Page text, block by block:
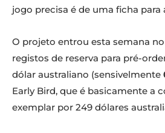
jogo precisa é de uma ficha para
O projeto entrou esta semana
registos de reserva para pré-
dólar australiano (sensivelmente
Early Bird, que é basicamente a
exemplar por 249 dólares